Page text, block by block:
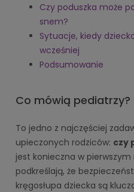
Czy poduszka może
snem?
Sytuacje, kiedy
wcześniej
Podsumowanie
Co mówią pediatrzy?
To jedno z najczęściej
upieczonych rodziców: czy
jest konieczna w pierwszym
podkreślają, że
kręgosłupa dziecka są